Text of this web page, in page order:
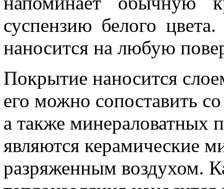
суспензию белого
наносится на любую
Покрытие наносится
его можно сопоставить
а также минераловатных
являются керамические
разряженным воздухом.